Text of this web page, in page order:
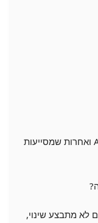
– כן, ישנן אפליקציות כמו Airbnb, VRBO ואחרות שמסייעות
מתבצע שינוי,